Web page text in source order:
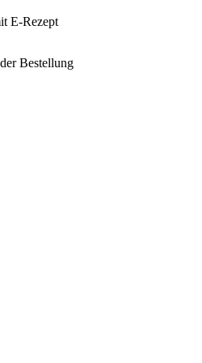
E-Rezept
Bestellung